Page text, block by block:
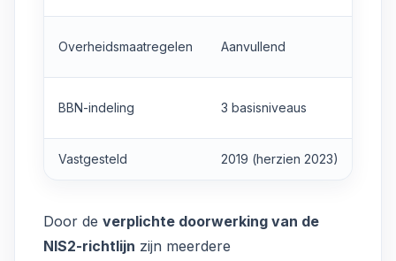
Overheidsmaatregelen Aanvullend
BBN-indeling 3 basisniveaus
Vastgesteld 2019 (herzien 2023)
Door de verplichte doorwerking van de
NIS2-richtlijn zijn meerdere